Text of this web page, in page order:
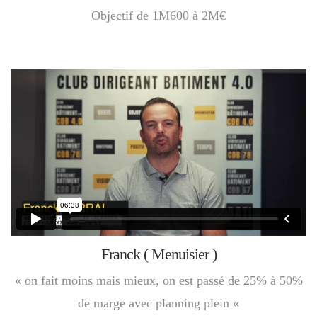
Objectif de 1M600 à 2M€
Franck ( Menuisier )
« on fait moins mais mieux, on est passé de 25% à 50%
de marge avec planning plein «